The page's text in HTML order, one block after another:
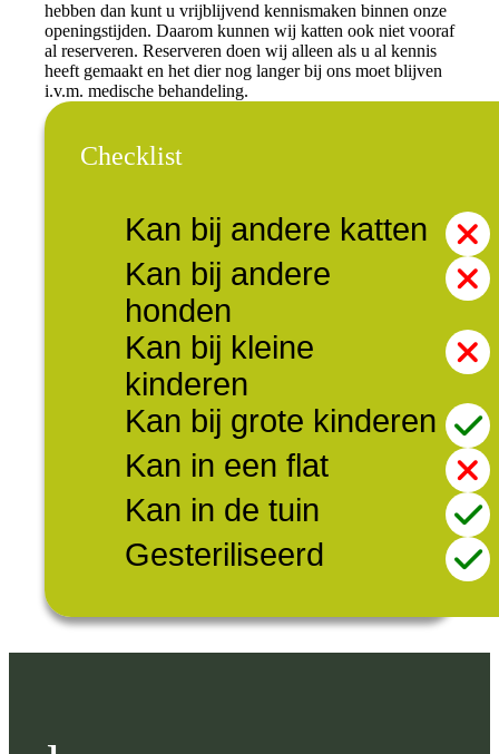
hebben dan kunt u vrijblijvend kennismaken binnen onze
openingstijden. Daarom kunnen wij katten ook niet vooraf
al reserveren. Reserveren doen wij alleen als u al kennis
heeft gemaakt en het dier nog langer bij ons moet blijven
i.v.m. medische behandeling.
Checklist
Kan bij andere katten
Kan bij andere
honden
Kan bij kleine
kinderen
Kan bij grote kinderen
Kan in een flat
Kan in de tuin
Gesteriliseerd